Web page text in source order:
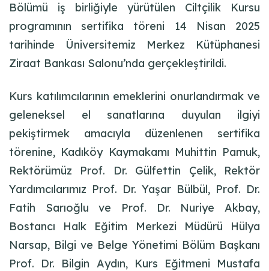
Bölümü iş birliğiyle yürütülen Ciltçilik Kursu
programının sertifika töreni 14 Nisan 2025
tarihinde Üniversitemiz Merkez Kütüphanesi
Ziraat Bankası Salonu’nda gerçekleştirildi.
Kurs katılımcılarının emeklerini onurlandırmak ve
geleneksel el sanatlarına duyulan ilgiyi
pekiştirmek amacıyla düzenlenen sertifika
törenine, Kadıköy Kaymakamı Muhittin Pamuk,
Rektörümüz Prof. Dr. Gülfettin Çelik, Rektör
Yardımcılarımız Prof. Dr. Yaşar Bülbül, Prof. Dr.
Fatih Sarıoğlu ve Prof. Dr. Nuriye Akbay,
Bostancı Halk Eğitim Merkezi Müdürü Hülya
Narsap, Bilgi ve Belge Yönetimi Bölüm Başkanı
Prof. Dr. Bilgin Aydın, Kurs Eğitmeni Mustafa